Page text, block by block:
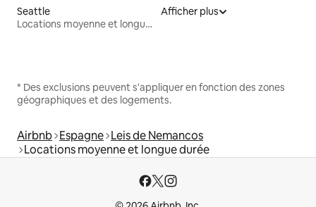
Seattle
Locations moyenne et longue durée
Afficher plus
* Des exclusions peuvent s'appliquer en fonction des zones
géographiques et des logements.
Airbnb Espagne Leis de Nemancos
Locations moyenne et longue durée